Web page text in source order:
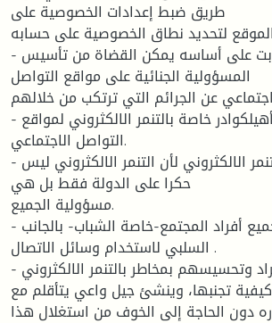
طريق ضبط إعدادات الخصوصية على
الموقع لتحديد نطاق الخصوصية على حسابه.
- وضع معيار ثابت على أساسه يمكن القضاة من تأسيس
المسؤولية الجنائية على مواقع التواصل
عن الجرائم التي ترتكب من خلالهم.
- التدريب و التأهيلكوادر خاصة بالتنمر الالكثروني لمواقع
التواصل الاجتماعي.
- ضرورة الإبلاغ عن التنمر الالكثروني لأن التنمر الالكثروني ليس
حكرا على الدولة فقط بل هي
مسؤولية الجميع.
- ضرورة توعية جميع أفراد المجتمع-خاصة الشباب- بالجانب
السلبي لاستخدام وسائل الاتصال .
- تنمية ثقافة الأفراد وتحسيسهم بمخاطر بالتنمر الالكثروني
تجنبها، وينشئ جيل واعي يتأقلم مع
دون الحاجة إلى الخوف من استغلال هذا